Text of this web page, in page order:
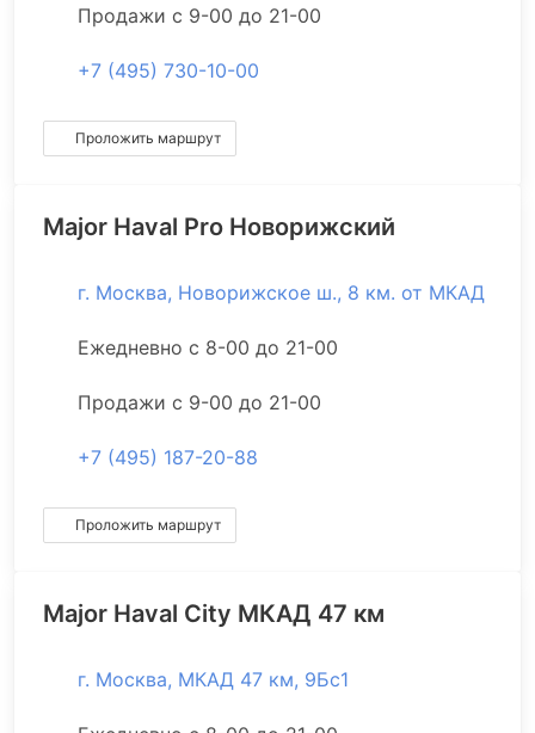
Продажи с 9-00 до 21-00
+7 (495) 730-10-00
Проложить маршрут
Major Haval Pro Новорижский
г. Москва, Новорижское ш., 8 км. от МКАД
Ежедневно с 8-00 до 21-00
Продажи с 9-00 до 21-00
+7 (495) 187-20-88
Проложить маршрут
Major Haval City МКАД 47 км
г. Москва, МКАД 47 км, 9Бс1